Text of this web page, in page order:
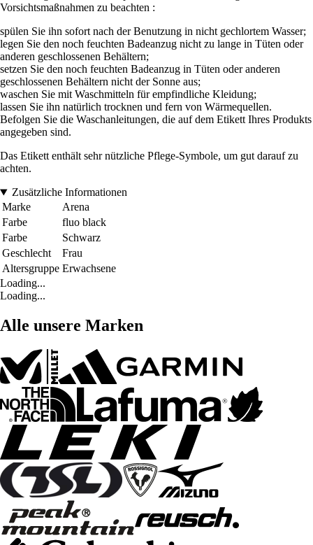
Vorsichtsmaßnahmen zu beachten :
spülen Sie ihn sofort nach der Benutzung in nicht gechlortem Wasser;
legen Sie den noch feuchten Badeanzug nicht zu lange in Tüten oder
anderen geschlossenen Behältern;
setzen Sie den noch feuchten Badeanzug in Tüten oder anderen
geschlossenen Behältern nicht der Sonne aus;
waschen Sie mit Waschmitteln für empfindliche Kleidung;
lassen Sie ihn natürlich trocknen und fern von Wärmequellen.
Befolgen Sie die Waschanleitungen, die auf dem Etikett Ihres Produkts
angegeben sind.
Das Etikett enthält sehr nützliche Pflege-Symbole, um gut darauf zu
achten.
Zusätzliche Informationen
Marke
Arena
Farbe
fluo black
Farbe
Schwarz
Geschlecht
Frau
Altersgruppe Erwachsene
Loading...
Loading...
Alle unsere Marken